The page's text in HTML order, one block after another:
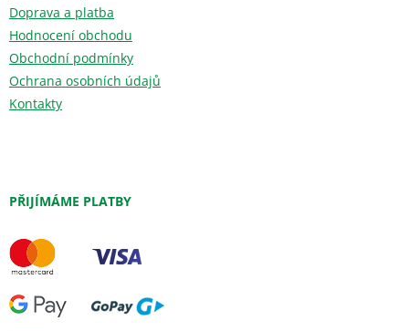
Doprava a platba
Hodnocení obchodu
Obchodní podmínky
Ochrana osobních údajů
Kontakty
PŘIJÍMÁME PLATBY